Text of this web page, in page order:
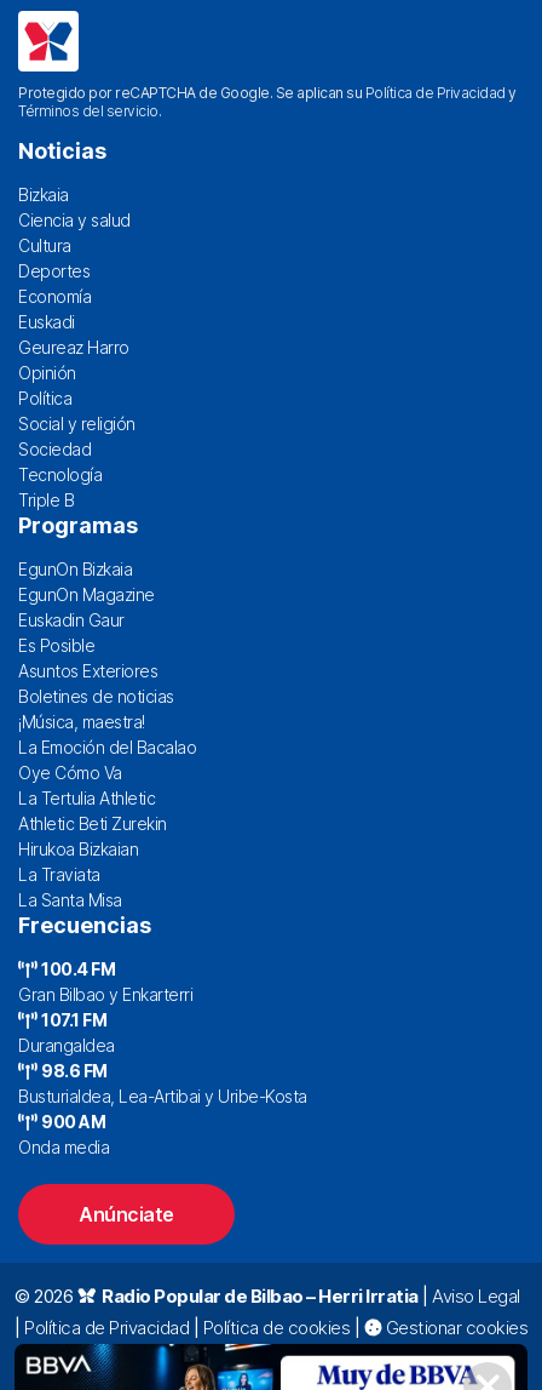
Protegido por reCAPTCHA de Google. Se aplican su Política de Privacidad y
Términos del servicio.
Noticias
Bizkaia
Ciencia y salud
Cultura
Deportes
Economía
Euskadi
Geureaz Harro
Opinión
Política
Social y religión
Sociedad
Tecnología
Triple B
Programas
EgunOn Bizkaia
EgunOn Magazine
Euskadin Gaur
Es Posible
Asuntos Exteriores
Boletines de noticias
¡Música, maestra!
La Emoción del Bacalao
Oye Cómo Va
La Tertulia Athletic
Athletic Beti Zurekin
Hirukoa Bizkaian
La Traviata
La Santa Misa
Frecuencias
100.4 FM
Gran Bilbao y Enkarterri
107.1 FM
Durangaldea
98.6 FM
Busturialdea, Lea-Artibai y Uribe-Kosta
900 AM
Onda media
Anúnciate
© 2026 Radio Popular de Bilbao – Herri Irratia| Aviso Legal
Política de Privacidad Política de cookies
Gestionar cookies
Alda. Mazarredo, 47 – 7º 48009 Bilbao |
94 423 92 00|